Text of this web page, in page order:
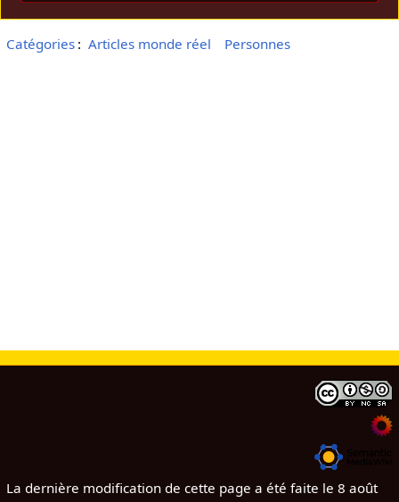
Catégories: Articles monde réel Personnes
La dernière modification de cette page a été faite le 8 août